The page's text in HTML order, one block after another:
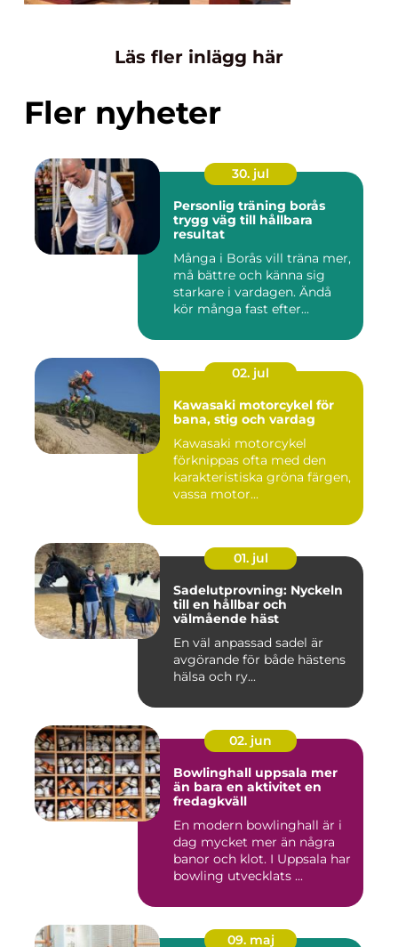
Läs fler inlägg här
Fler nyheter
30. jul
Personlig träning borås
trygg väg till hållbara
resultat
Många i Borås vill träna mer,
må bättre och känna sig
starkare i vardagen. Ändå
kör många fast efter...
02. jul
Kawasaki motorcykel för
bana, stig och vardag
Kawasaki motorcykel
förknippas ofta med den
karakteristiska gröna färgen,
vassa motor...
01. jul
Sadelutprovning: Nyckeln
till en hållbar och
välmående häst
En väl anpassad sadel är
avgörande för både hästens
hälsa och ry...
02. jun
Bowlinghall uppsala mer
än bara en aktivitet en
fredagkväll
En modern bowlinghall är i
dag mycket mer än några
banor och klot. I Uppsala har
bowling utvecklats ...
09. maj